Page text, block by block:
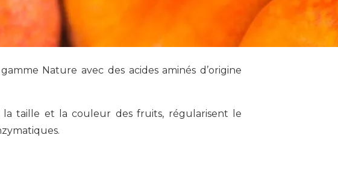
Nature avec des acides aminés d’origine
la taille et la couleur des fruits, régularisent le